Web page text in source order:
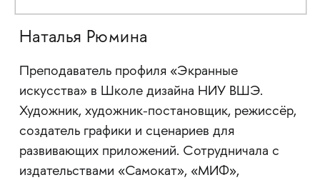
Наталья Рюмина
Преподаватель профиля «Экранные
искусства» в Школе дизайна НИУ ВШЭ.
Художник, художник-постановщик, режиссёр,
создатель графики и сценариев для
развивающих приложений. Сотрудничала с
издательствами «Самокат», «МИФ»,